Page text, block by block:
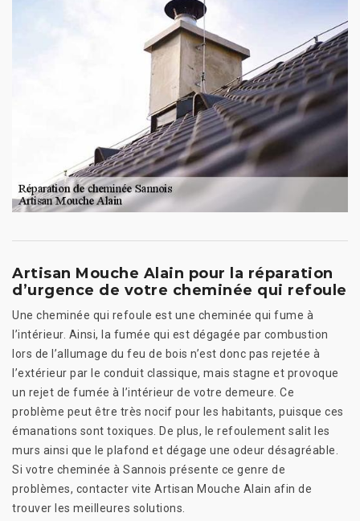
Artisan Mouche Alain pour la réparation
d’urgence de votre cheminée qui refoule
Une cheminée qui refoule est une cheminée qui fume à
l’intérieur. Ainsi, la fumée qui est dégagée par combustion
lors de l’allumage du feu de bois n’est donc pas rejetée à
l’extérieur par le conduit classique, mais stagne et provoque
un rejet de fumée à l’intérieur de votre demeure. Ce
problème peut être très nocif pour les habitants, puisque ces
émanations sont toxiques. De plus, le refoulement salit les
murs ainsi que le plafond et dégage une odeur désagréable.
Si votre cheminée à Sannois présente ce genre de
problèmes, contacter vite Artisan Mouche Alain afin de
trouver les meilleures solutions.